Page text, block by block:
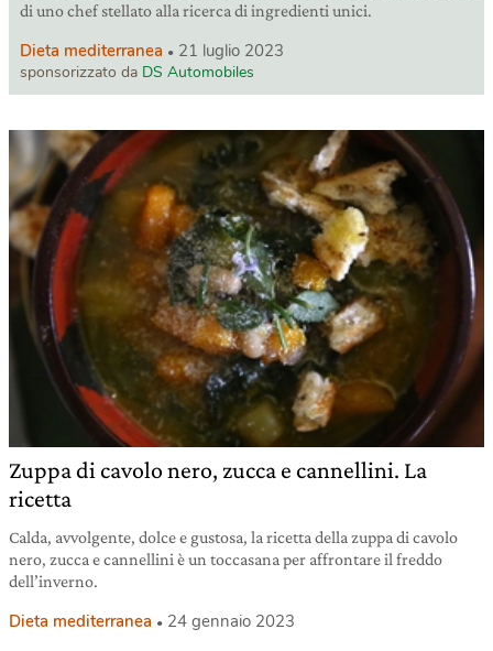
di uno chef stellato alla ricerca di ingredienti unici.
Dieta mediterranea 21 luglio 2023
sponsorizzato da DS Automobiles
Zuppa di cavolo nero, zucca e cannellini. La
ricetta
Calda, avvolgente, dolce e gustosa, la ricetta della zuppa di cavolo
nero, zucca e cannellini è un toccasana per affrontare il freddo
dell’inverno.
Dieta mediterranea 24 gennaio 2023